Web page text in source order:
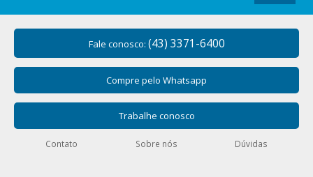
Fale conosco: (43) 3371-6400
Compre pelo Whatsapp
Trabalhe conosco
Contato Sobre nós Dúvidas